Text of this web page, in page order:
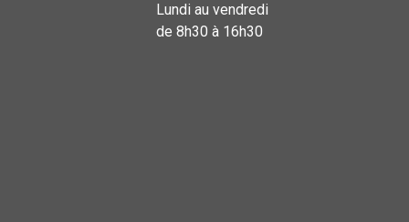
Lundi au vendredi
de 8h30 à 16h30